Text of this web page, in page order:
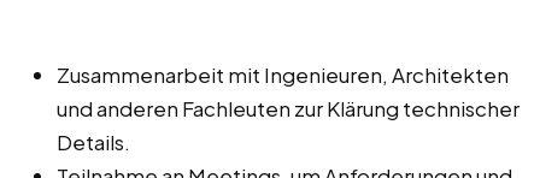
Zusammenarbeit mit Ingenieuren, Architekten
und anderen Fachleuten zur Klärung technischer
Details.